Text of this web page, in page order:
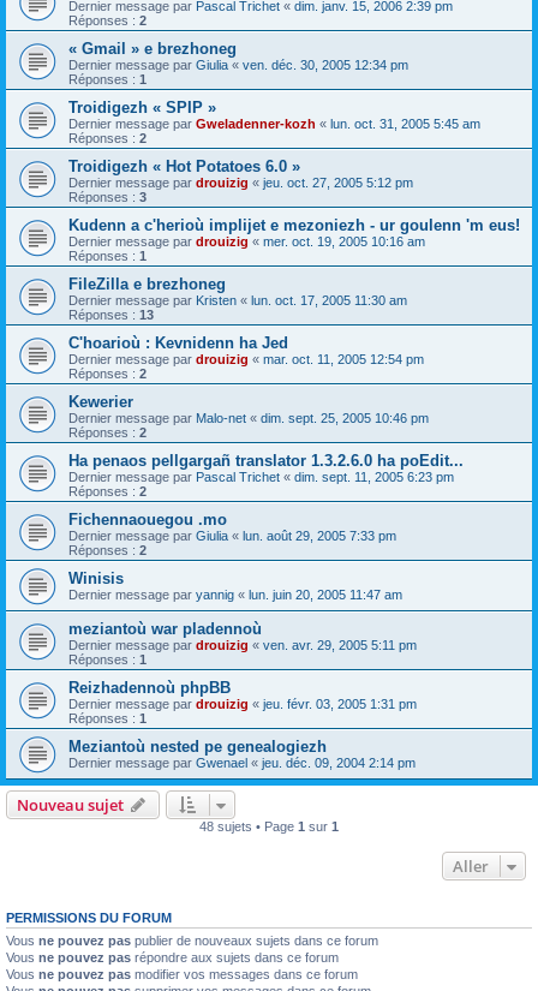
Dernier message par Pascal Trichet « dim. janv. 15, 2006 2:39 pm
Réponses : 2
« Gmail » e brezhoneg
Dernier message par Giulia « ven. déc. 30, 2005 12:34 pm
Réponses : 1
Troidigezh « SPIP »
Dernier message par Gweladenner-kozh « lun. oct. 31, 2005 5:45 am
Réponses : 2
Troidigezh « Hot Potatoes 6.0 »
Dernier message par drouizig « jeu. oct. 27, 2005 5:12 pm
Réponses : 3
Kudenn a c'herioù implijet e mezoniezh - ur goulenn 'm eus!
Dernier message par drouizig « mer. oct. 19, 2005 10:16 am
Réponses : 1
FileZilla e brezhoneg
Dernier message par Kristen « lun. oct. 17, 2005 11:30 am
Réponses : 13
C'hoarioù : Kevnidenn ha Jed
Dernier message par drouizig « mar. oct. 11, 2005 12:54 pm
Réponses : 2
Kewerier
Dernier message par Malo-net « dim. sept. 25, 2005 10:46 pm
Réponses : 2
Ha penaos pellgargañ translator 1.3.2.6.0 ha poEdit...
Dernier message par Pascal Trichet « dim. sept. 11, 2005 6:23 pm
Réponses : 2
Fichennaouegou .mo
Dernier message par Giulia « lun. août 29, 2005 7:33 pm
Réponses : 2
Winisis
Dernier message par yannig « lun. juin 20, 2005 11:47 am
meziantoù war pladennoù
Dernier message par drouizig « ven. avr. 29, 2005 5:11 pm
Réponses : 1
Reizhadennoù phpBB
Dernier message par drouizig « jeu. févr. 03, 2005 1:31 pm
Réponses : 1
Meziantoù nested pe genealogiezh
Dernier message par Gwenael « jeu. déc. 09, 2004 2:14 pm
Nouveau sujet
48 sujets • Page 1 sur 1
Aller
PERMISSIONS DU FORUM
Vous ne pouvez pas publier de nouveaux sujets dans ce forum
Vous ne pouvez pas répondre aux sujets dans ce forum
Vous ne pouvez pas modifier vos messages dans ce forum